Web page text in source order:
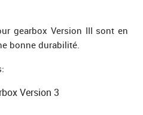
gearbox Version III sont en
bonne durabilité.
Version 3